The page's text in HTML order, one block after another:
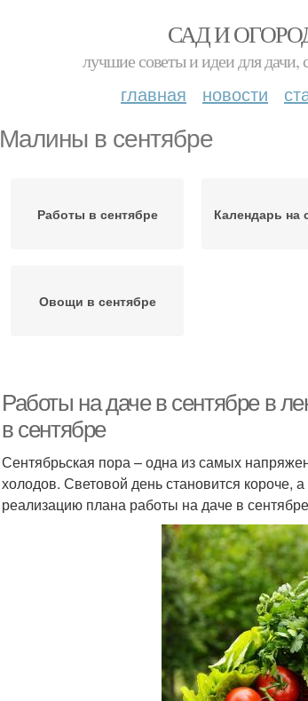
САД И
лучшие советы и идеи для дачи,
главная новости
Малины в сентябре
Работы в сентябре Календарь на
Овощи в сентябре
Работы на даче в сентябре в
в сентябре
Сентябрьская пора – одна из самых
холодов. Световой день становится
реализацию плана работы на даче в